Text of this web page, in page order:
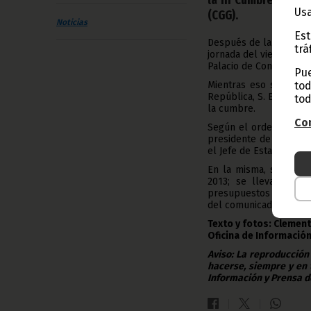
Noticias
(CGG).
Después de la sesión
jornada del viernes
Palacio de
Mientras eso
República, S. E.
la cumbre.
Según el orden del
presidente de la
el Jefe de Estado
En la misma, se
2013; se llevará a
presupuestos y el
del comunicado final
Texto y fotos:
Oficina de
Aviso: La
hacerse, siempre y
Información y Prensa